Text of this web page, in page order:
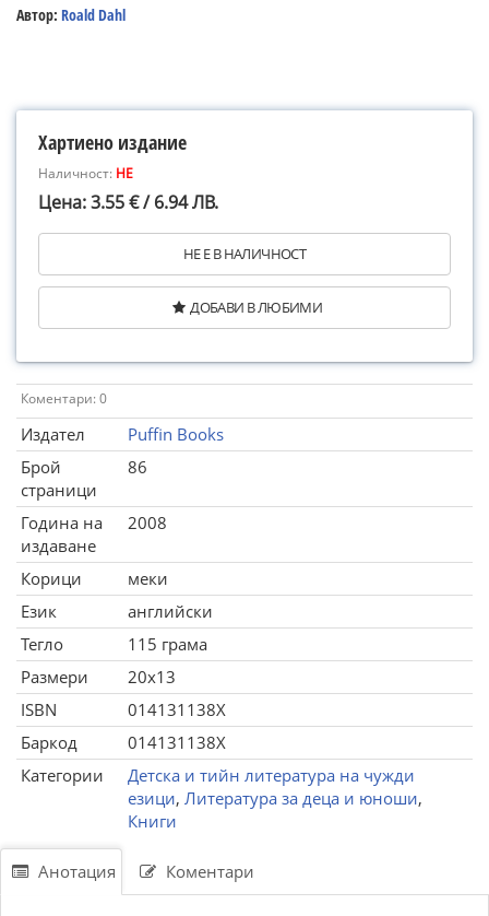
Автор: Roald Dahl
Хартиено издание
Наличност: НЕ
Цена: 3.55 € / 6.94 ЛВ.
НЕ Е В НАЛИЧНОСТ
ДОБАВИ В ЛЮБИМИ
Коментари: 0
Издател
Puffin Books
Брой
страници
86
Година на
издаване
2008
Корици
меки
Език
английски
Тегло
115 грама
Размери
20x13
ISBN
014131138X
Баркод
014131138X
Категории
Детска и тийн литература на чужди
езици, Литература за деца и юноши,
Книги
Анотация Коментари